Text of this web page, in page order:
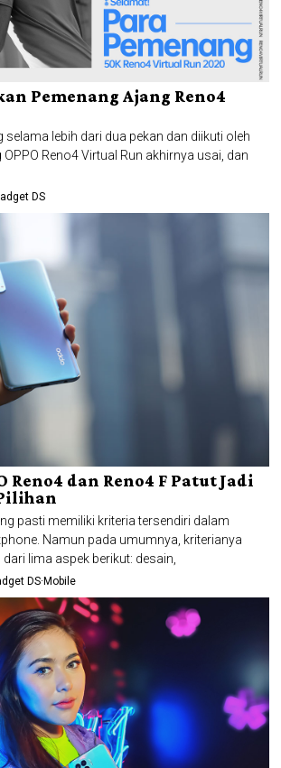
Pemenang Ajang Reno4
selama lebih dari dua pekan dan diikuti oleh
Reno4 Virtual Run akhirnya usai, dan
DS
Reno4 dan Reno4 F Patut Jadi
pasti memiliki kriteria tersendiri dalam
Namun pada umumnya, kriterianya
lima aspek berikut: desain,
DS·Mobile